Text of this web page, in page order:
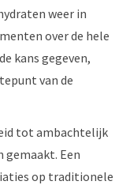
weer in
over de hele
kans gegeven,
van de
tot ambachtelijk
gemaakt. Een
op traditionele